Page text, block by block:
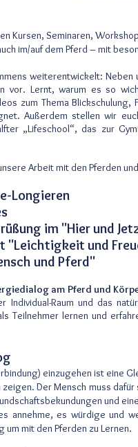
Kursen, Seminaren,
im/auf dem Pferd – mit
weiterentwickelt: Neben
vor. Lernt, warum es so
zum Thema
Außerdem stellen wir
„Lifeschool“, das zur
Arbeit mit den Pferden
Longieren
im "Hier und
"Leichtigkeit und
und Pferd"
am Pferd und
Individual-Raum und das
Teilnehmer lernen und
einzugehen ist eine
Der Mensch muss
und
annehme, es würdige und
um mit den Pferden zu Lernen.